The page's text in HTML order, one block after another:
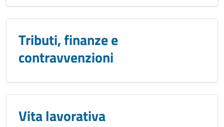
Tributi, finanze e
contravvenzioni
Vita lavorativa